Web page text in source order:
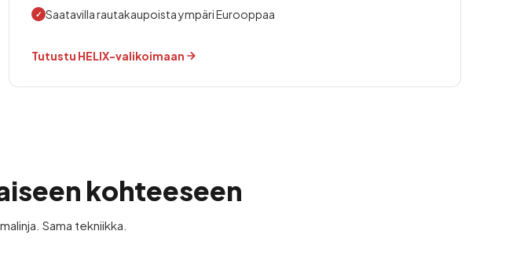
✓ Saatavilla rautakaupoista ympäri Eurooppaa
Tutustu HELIX-valikoimaan
kohteeseen
Sama tekniikka.